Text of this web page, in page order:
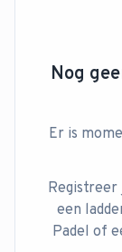
Nog
Er is
Registreer
een
Padel of